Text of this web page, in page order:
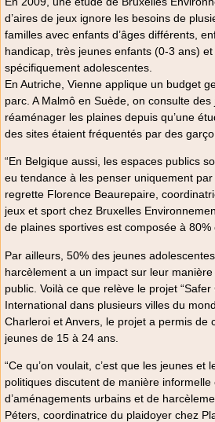
d’aires de jeux ignore les besoins de
familles avec enfants d’âges différents,
handicap, très jeunes enfants (0-3 ans)
spécifiquement adolescentes.
En Autriche, Vienne applique un budget
parc. A Malmô en Suède, on consulte
réaménager les plaines depuis qu’une
des sites étaient fréquentés par des
“En Belgique aussi, les espaces publics
eu tendance à les penser uniquement
regrette Florence Beaurepaire,
jeux et sport chez Bruxelles
de plaines sportives est composée à
Par ailleurs, 50% des jeunes
harcèlement a un impact sur leur
public. Voilà ce que relève le projet “Safer
International dans plusieurs villes du
Charleroi et Anvers, le projet a permis de
jeunes de 15 à 24 ans.
“Ce qu’on voulait, c’est que les jeunes et
politiques discutent de manière informelle
d’aménagements urbains et de
Péters, coordinatrice du plaidoyer chez